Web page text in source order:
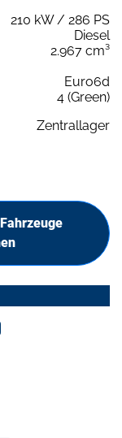
210 kW / 286 PS
Diesel
2.967 cm³
Euro6d
4 (Green)
Zentrallager